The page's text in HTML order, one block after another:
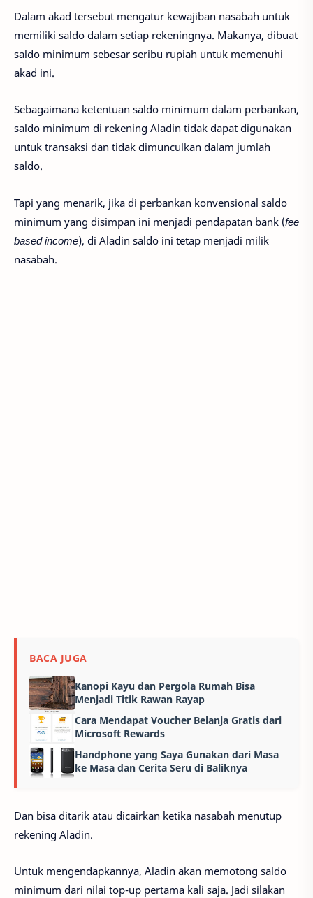
Dalam akad tersebut mengatur kewajiban nasabah untuk
memiliki saldo dalam setiap rekeningnya. Makanya, dibuat
saldo minimum sebesar seribu rupiah untuk memenuhi
akad ini.
Sebagaimana ketentuan saldo minimum dalam perbankan,
saldo minimum di rekening Aladin tidak dapat digunakan
untuk transaksi dan tidak dimunculkan dalam jumlah
saldo.
Tapi yang menarik, jika di perbankan konvensional saldo
minimum yang disimpan ini menjadi pendapatan bank (fee
based income), di Aladin saldo ini tetap menjadi milik
nasabah.
BACA JUGA
Kanopi Kayu dan Pergola Rumah Bisa
Menjadi Titik Rawan Rayap
Cara Mendapat Voucher Belanja Gratis dari
Microsoft Rewards
Handphone yang Saya Gunakan dari Masa
ke Masa dan Cerita Seru di Baliknya
Dan bisa ditarik atau dicairkan ketika nasabah menutup
rekening Aladin.
Untuk mengendapkannya, Aladin akan memotong saldo
minimum dari nilai top-up pertama kali saja. Jadi silakan